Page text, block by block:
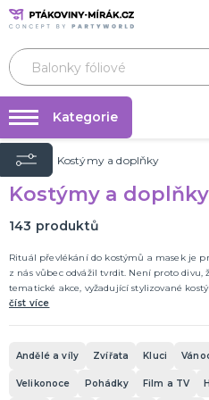
Půjčovna kostýmů
Párty výzdoba na klíč
Nafukování balónků
Prodejny
Rozvoz
Párty Blog
Kariéra
Kategorie
KOSTÝMY A DOPLŇKY
Andělé a víly
Kluci
DOPLŇKY A MAKEUP
Pálení čarodějnic
Make-up
Úvod Kostýmy a doplňky
Kostýmy a doplňky
143 produktů
Rituál převlékání do kostýmů a masek je
z nás vůbec odvážil tvrdit. Není proto divu,
tematické akce, vyžadující stylizované
číst více
Andělé a víly Zvířata Kluci
Velikonoce Pohádky Film a TV